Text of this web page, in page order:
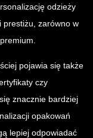
odzieży
prestiżu, zarówno w
pojawia się także
czy
znacznie bardziej
opakowań
lepiej odpowiadać